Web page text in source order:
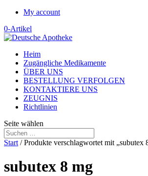
My account
0-Artikel
Heim
Zugängliche Medikamente
ÜBER UNS
BESTELLUNG VERFOLGEN
KONTAKTIERE UNS
ZEUGNIS
Richtlinien
Seite wählen
Start / Produkte verschlagwortet mit „subutex
subutex 8 mg